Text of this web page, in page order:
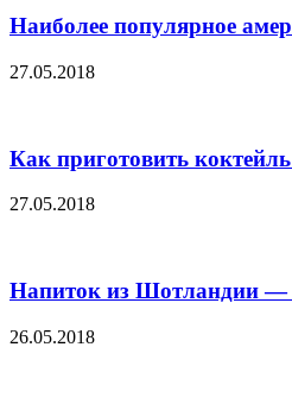
Наиболее популярное
27.05.2018
Как приготовить
27.05.2018
Напиток из Шотландии —
26.05.2018